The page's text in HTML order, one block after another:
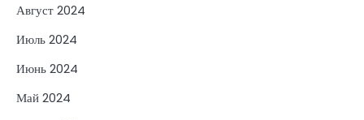
Август 2024
Июль 2024
Июнь 2024
Май 2024